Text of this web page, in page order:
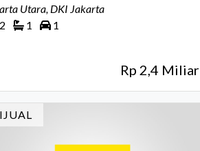
Utara, DKI Jakarta
2
1 1
Rp 2,4 Miliar